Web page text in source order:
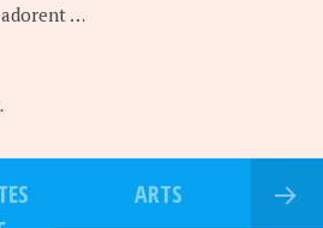
…
ARTS